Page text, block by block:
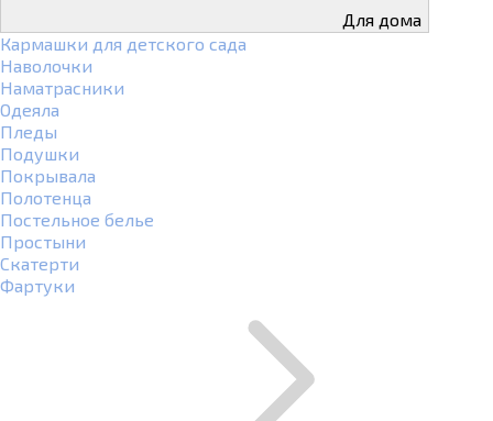
Для дома
Кармашки для детского сада
Наволочки
Наматрасники
Одеяла
Пледы
Подушки
Покрывала
Полотенца
Постельное белье
Простыни
Скатерти
Фартуки